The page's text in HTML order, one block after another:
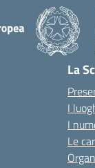
La
I
I
Le